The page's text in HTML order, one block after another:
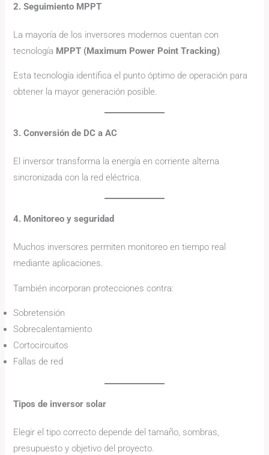
2. Seguimiento MPPT
La mayoría de los inversores modernos cuentan con
tecnología MPPT (Maximum Power Point Tracking).
Esta tecnología identifica el punto óptimo de operación para
obtener la mayor generación posible.
3. Conversión de DC a AC
El inversor transforma la energía en corriente alterna
sincronizada con la red eléctrica.
4. Monitoreo y seguridad
Muchos inversores permiten monitoreo en tiempo real
mediante aplicaciones.
También incorporan protecciones contra:
Sobretensión
Sobrecalentamiento
Cortocircuitos
Fallas de red
Tipos de inversor solar
Elegir el tipo correcto depende del tamaño, sombras,
presupuesto y objetivo del proyecto.